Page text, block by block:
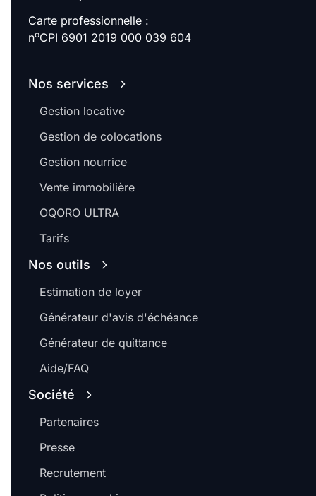
Carte professionnelle :
noCPI 6901 2019 000 039 604
Nos services
Gestion locative
Gestion de colocations
Gestion nourrice
Vente immobilière
OQORO ULTRA
Tarifs
Nos outils
Estimation de loyer
Générateur d'avis d'échéance
Générateur de quittance
Aide/FAQ
Société
Partenaires
Presse
Recrutement